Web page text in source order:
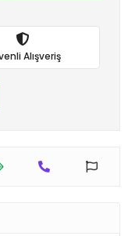
Alışveriş